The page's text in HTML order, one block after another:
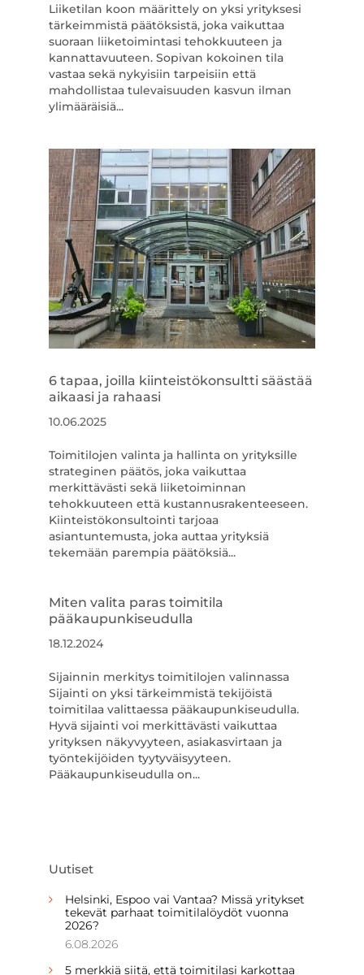
Liiketilan koon määrittely on yksi yrityksesi
tärkeimmistä päätöksistä, joka vaikuttaa
suoraan liiketoimintasi tehokkuuteen ja
kannattavuuteen. Sopivan kokoinen tila
vastaa sekä nykyisiin tarpeisiin että
mahdollistaa tulevaisuuden kasvun ilman
ylimääräisiä...
6 tapaa, joilla kiinteistökonsultti säästää
aikaasi ja rahaasi
10.06.2025
Toimitilojen valinta ja hallinta on yrityksille
strateginen päätös, joka vaikuttaa
merkittävästi sekä liiketoiminnan
tehokkuuteen että kustannusrakenteeseen.
Kiinteistökonsultointi tarjoaa
asiantuntemusta, joka auttaa yrityksiä
tekemään parempia päätöksiä...
Miten valita paras toimitila
pääkaupunkiseudulla
18.12.2024
Sijainnin merkitys toimitilojen valinnassa
Sijainti on yksi tärkeimmistä tekijöistä
toimitilaa valittaessa pääkaupunkiseudulla.
Hyvä sijainti voi merkittävästi vaikuttaa
yrityksen näkyvyyteen, asiakasvirtaan ja
työntekijöiden tyytyväisyyteen.
Pääkaupunkiseudulla on...
Uutiset
Helsinki, Espoo vai Vantaa? Missä yritykset
tekevät parhaat toimitilalöydöt vuonna
2026?
6.08.2026
5 merkkiä siitä, että toimitilasi karkottaa